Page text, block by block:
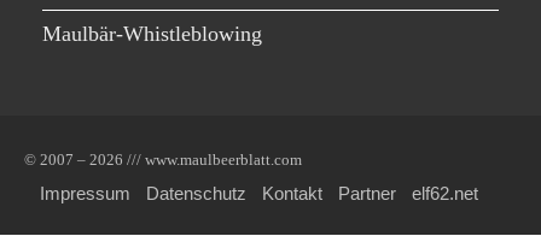
Maulbär-Whistleblowing
© 2007 – 2026 /// www.maulbeerblatt.com
Impressum Datenschutz Kontakt Partner elf62.net